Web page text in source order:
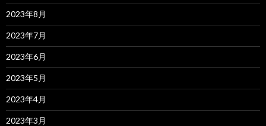
2023年8月
2023年7月
2023年6月
2023年5月
2023年4月
2023年3月